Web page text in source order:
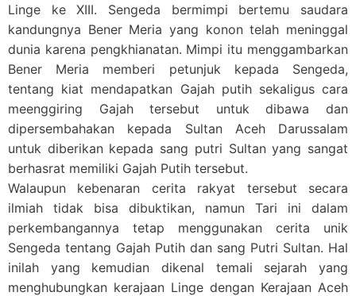
Linge ke XIII. Sengeda bermimpi bertemu saudara
kandungnya Bener Meria yang konon telah meninggal
dunia karena pengkhianatan. Mimpi itu menggambarkan
Bener Meria memberi petunjuk kepada Sengeda,
tentang kiat mendapatkan Gajah putih sekaligus cara
meenggiring Gajah tersebut untuk dibawa dan
dipersembahakan kepada Sultan Aceh Darussalam
untuk diberikan kepada sang putri Sultan yang sangat
berhasrat memiliki Gajah Putih tersebut.
Walaupun kebenaran cerita rakyat tersebut secara
ilmiah tidak bisa dibuktikan, namun Tari ini dalam
perkembangannya tetap menggunakan cerita unik
Sengeda tentang Gajah Putih dan sang Putri Sultan. Hal
inilah yang kemudian dikenal temali sejarah yang
menghubungkan kerajaan Linge dengan Kerajaan Aceh